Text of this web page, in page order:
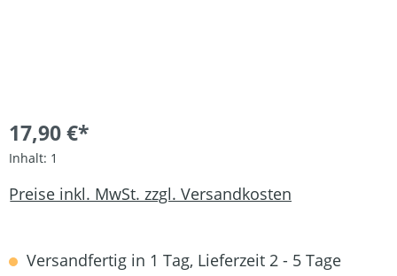
17,90 €*
Inhalt: 1
Preise inkl. MwSt. zzgl. Versandkosten
Versandfertig in 1 Tag, Lieferzeit 2 - 5 Tage